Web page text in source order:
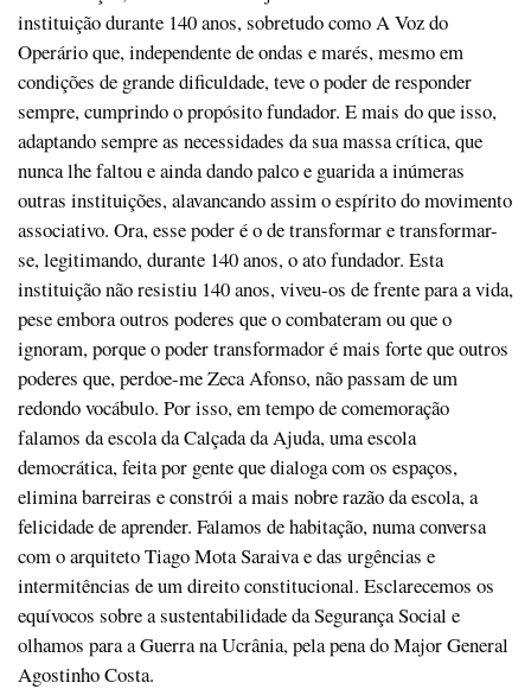
instituição durante 140 anos, sobretudo como A Voz do
Operário que, independente de ondas e marés, mesmo em
condições de grande dificuldade, teve o poder de responder
sempre, cumprindo o propósito fundador. E mais do que isso,
adaptando sempre as necessidades da sua massa crítica, que
nunca lhe faltou e ainda dando palco e guarida a inúmeras
outras instituições, alavancando assim o espírito do movimento
associativo. Ora, esse poder é o de transformar e transformar-
se, legitimando, durante 140 anos, o ato fundador. Esta
instituição não resistiu 140 anos, viveu-os de frente para a vida,
pese embora outros poderes que o combateram ou que o
ignoram, porque o poder transformador é mais forte que outros
poderes que, perdoe-me Zeca Afonso, não passam de um
redondo vocábulo. Por isso, em tempo de comemoração
falamos da escola da Calçada da Ajuda, uma escola
democrática, feita por gente que dialoga com os espaços,
elimina barreiras e constrói a mais nobre razão da escola, a
felicidade de aprender. Falamos de habitação, numa conversa
com o arquiteto Tiago Mota Saraiva e das urgências e
intermitências de um direito constitucional. Esclarecemos os
equívocos sobre a sustentabilidade da Segurança Social e
olhamos para a Guerra na Ucrânia, pela pena do Major General
Agostinho Costa.